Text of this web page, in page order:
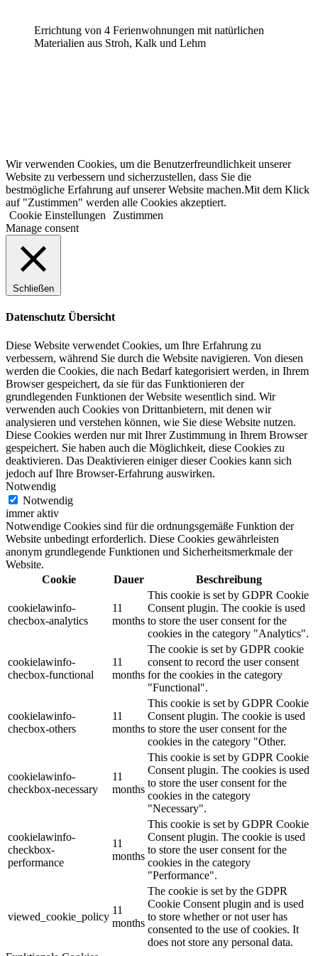
springen
Errichtung von 4 Ferienwohnungen mit natürlichen
Materialien aus Stroh, Kalk und Lehm
Wir verwenden Cookies, um die Benutzerfreundlichkeit unserer
Website zu verbessern und sicherzustellen, dass Sie die
bestmögliche Erfahrung auf unserer Website machen.Mit dem Klick
auf "Zustimmen" werden alle Cookies akzeptiert.
Cookie Einstellungen
Zustimmen
Manage consent
Schließen
Datenschutz Übersicht
Diese Website verwendet Cookies, um Ihre Erfahrung zu
verbessern, während Sie durch die Website navigieren. Von diesen
werden die Cookies, die nach Bedarf kategorisiert werden, in Ihrem
Browser gespeichert, da sie für das Funktionieren der
grundlegenden Funktionen der Website wesentlich sind. Wir
verwenden auch Cookies von Drittanbietern, mit denen wir
analysieren und verstehen können, wie Sie diese Website nutzen.
Diese Cookies werden nur mit Ihrer Zustimmung in Ihrem Browser
gespeichert. Sie haben auch die Möglichkeit, diese Cookies zu
deaktivieren. Das Deaktivieren einiger dieser Cookies kann sich
jedoch auf Ihre Browser-Erfahrung auswirken.
Notwendig
Notwendig
immer aktiv
Notwendige Cookies sind für die ordnungsgemäße Funktion der
Website unbedingt erforderlich. Diese Cookies gewährleisten
anonym grundlegende Funktionen und Sicherheitsmerkmale der
Website.
Cookie
Dauer Beschreibung
cookielawinfo-
checbox-analytics
11
months
This cookie is set by GDPR Cookie
Consent plugin. The cookie is used
to store the user consent for the
cookies in the category "Analytics".
cookielawinfo-
checbox-functional
11
months
The cookie is set by GDPR cookie
consent to record the user consent
for the cookies in the category
"Functional".
cookielawinfo-
checbox-others
11
months
This cookie is set by GDPR Cookie
Consent plugin. The cookie is used
to store the user consent for the
cookies in the category "Other.
cookielawinfo-
checkbox-necessary
11
months
This cookie is set by GDPR Cookie
Consent plugin. The cookies is used
to store the user consent for the
cookies in the category
"Necessary".
cookielawinfo-
checkbox-
performance
11
months
This cookie is set by GDPR Cookie
Consent plugin. The cookie is used
to store the user consent for the
cookies in the category
"Performance".
viewed_cookie_policy
11
months
The cookie is set by the GDPR
Cookie Consent plugin and is used
to store whether or not user has
consented to the use of cookies. It
does not store any personal data.